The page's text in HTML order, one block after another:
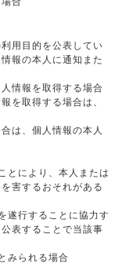
用目的を公表してい
報の本人に通知また
情報を取得する場合
を取得する場合は、
は、個人情報の本人
とにより、本人または
害するおそれがある
遂行することに協力す
表することで当該事
みられる場合